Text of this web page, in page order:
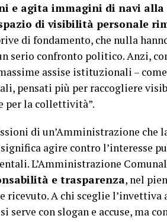
e agita immagini di navi
di visibilità personale
di fondamento, che nulla
serio confronto politico. Anzi,
assise istituzionali –
pensati più per raccogliere
per la collettività”.
di un’Amministrazione che
agire contro l’interesse
L’Amministrazione
e trasparenza, nel
ricevuto. A chi sceglie
serve con slogan e accuse, ma